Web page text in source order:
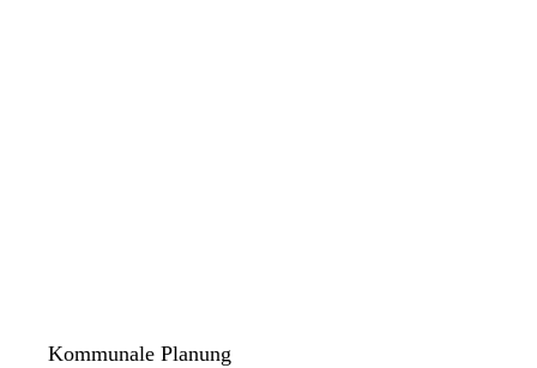
Kommunale Planung